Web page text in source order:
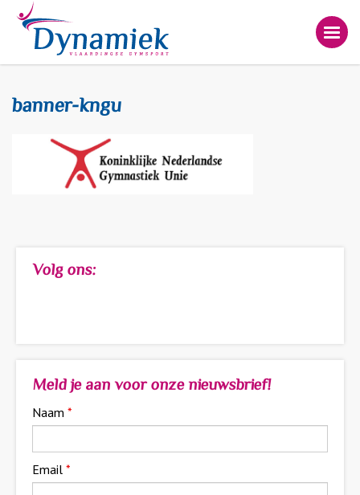
banner-kngu
Volg ons:
Meld je aan voor onze nieuwsbrief!
Naam *
Email *